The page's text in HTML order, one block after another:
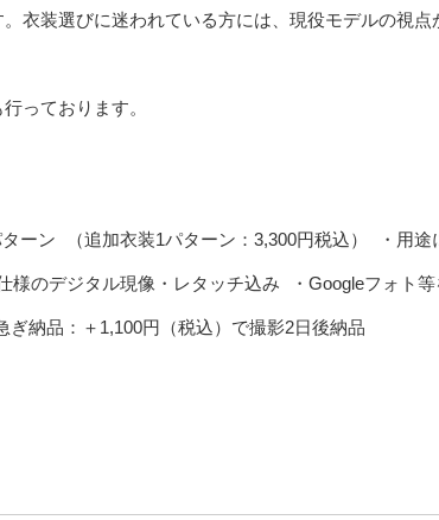
衣装選びに迷われている方には、現役モデルの視点
っております。
ーン （追加衣装1パターン：3,300円税込） ・用途
のデジタル現像・レタッチ込み ・Googleフォト等
納品：＋1,100円（税込）で撮影2日後納品